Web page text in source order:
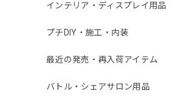
インテリア・ディスプレイ用品
プチDIY・施工・内装
最近の発売・再入荷アイテム
バトル・シェアサロン用品